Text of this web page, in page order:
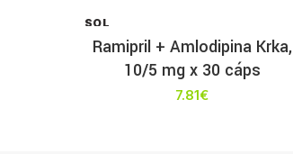
SOL
T
Ramipril + Amlodipina Krka,
10/5 mg x 30 cáps
7.81€